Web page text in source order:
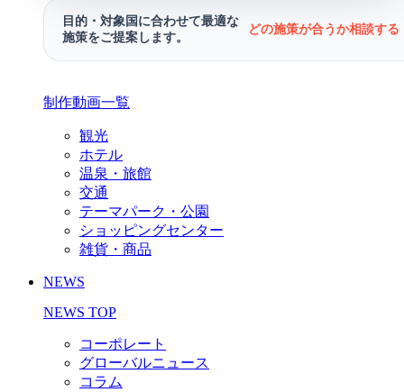
目的・対象国に合わせて最適な
施策をご提案します。
どの施策が合うか相談す
制作動画一覧
観光
ホテル
温泉・旅館
交通
テーマパーク・公園
ショッピングセンター
雑貨・商品
NEWS
NEWS TOP
コーポレート
グローバルニュース
コラム